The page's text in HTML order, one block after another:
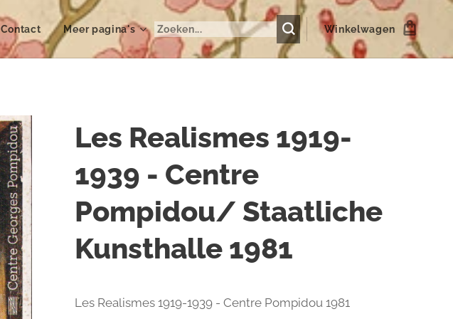
Contact Meer pagina's Winkelwagen
Les Realismes 1919-
1939 - Centre
Pompidou/ Staatliche
Kunsthalle 1981
Les Realismes 1919-1939 - Centre Pompidou 1981